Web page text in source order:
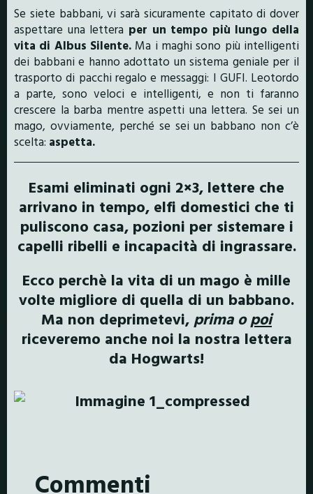
Se siete babbani, vi sarà sicuramente capitato di dover
aspettare una lettera per un tempo più lungo della
vita di Albus Silente. Ma i maghi sono più intelligenti
dei babbani e hanno adottato un sistema geniale per il
trasporto di pacchi regalo e messaggi: I GUFI. Leotordo
a parte, sono veloci e intelligenti, e non ti faranno
crescere la barba mentre aspetti una lettera. Se sei un
mago, ovviamente, perché se sei un babbano non c’è
scelta: aspetta.
Esami eliminati ogni 2×3, lettere che
arrivano in tempo, elfi domestici che ti
puliscono casa, pozioni per sistemare i
capelli ribelli e incapacità di ingrassare.
Ecco perchè la vita di un mago è mille
volte migliore di quella di un babbano.
Ma non deprimetevi, prima opoi
riceveremo anche noi la nostra lettera
da Hogwarts!
Commenti